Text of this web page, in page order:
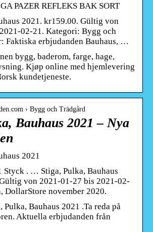
PAZER REFLEKS BAK SORT
2021. kr159.00. Gültig von
02-21. Kategori: Bygg och
Faktiska erbjudanden Bauhaus, …
bygg, baderom, farge, hage,
Kjøp online med hjemlevering
kundetjeneste.
› Bygg och Trädgård
Bauhaus 2021 – Nya
2021
Styck . … Stiga, Pulka, Bauhaus
von 2021-01-27 bis 2021-02-
DollarStore november 2020.
Pulka, Bauhaus 2021 .Ta reda på
Aktuella erbjudanden från